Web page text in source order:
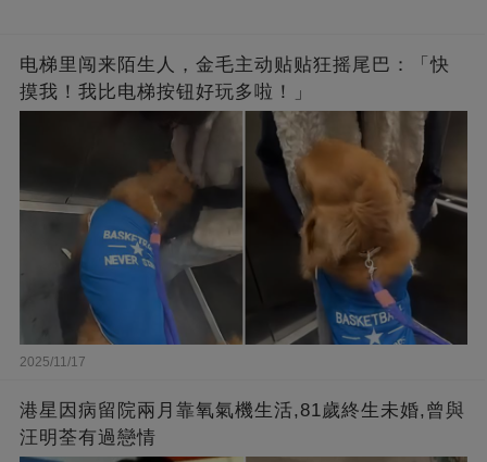
电梯里闯来陌生人，金毛主动贴贴狂摇尾巴：「快
摸我！我比电梯按钮好玩多啦！」
2025/11/17
港星因病留院兩月靠氧氣機生活,81歲終生未婚,曾與
汪明荃有過戀情